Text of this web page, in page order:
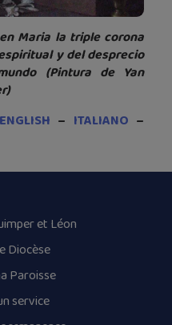
Maria la triple corona
y del desprecio
(Pintura de Yan
ENGLISH – ITALIANO –
et Léon
Diocèse
Paroisse
service